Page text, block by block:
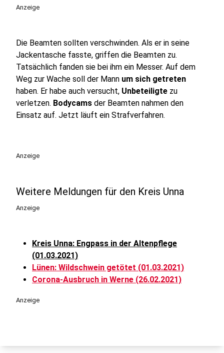
Anzeige
Die Beamten sollten verschwinden. Als er in seine
Jackentasche fasste, griffen die Beamten zu.
Tatsächlich fanden sie bei ihm ein Messer. Auf dem
Weg zur Wache soll der Mann um sich getreten
haben. Er habe auch versucht, Unbeteiligte zu
verletzen. Bodycams der Beamten nahmen den
Einsatz auf. Jetzt läuft ein Strafverfahren.
Anzeige
Weitere Meldungen für den Kreis Unna
Anzeige
Kreis Unna: Engpass in der Altenpflege
(01.03.2021)
Lünen: Wildschwein getötet (01.03.2021)
Corona-Ausbruch in Werne (26.02.2021)
Anzeige